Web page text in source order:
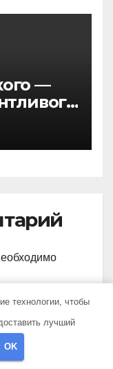
—
технологии, чтобы
лучший
OK